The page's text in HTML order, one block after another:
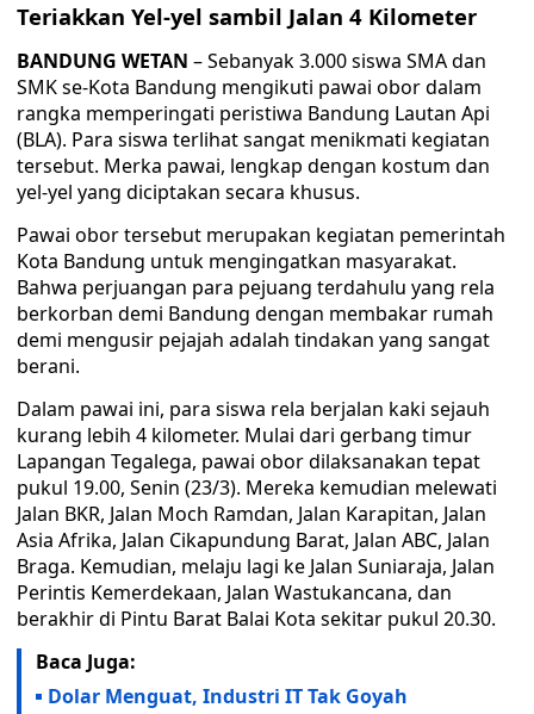
Teriakkan Yel-yel sambil Jalan 4 Kilometer
BANDUNG WETAN – Sebanyak 3.000 siswa SMA dan
SMK se-Kota Bandung mengikuti pawai obor dalam
rangka memperingati peristiwa Bandung Lautan Api
(BLA). Para siswa terlihat sangat menikmati kegiatan
tersebut. Merka pawai, lengkap dengan kostum dan
yel-yel yang diciptakan secara khusus.
Pawai obor tersebut merupakan kegiatan pemerintah
Kota Bandung untuk mengingatkan masyarakat.
Bahwa perjuangan para pejuang terdahulu yang rela
berkorban demi Bandung dengan membakar rumah
demi mengusir pejajah adalah tindakan yang sangat
berani.
Dalam pawai ini, para siswa rela berjalan kaki sejauh
kurang lebih 4 kilometer. Mulai dari gerbang timur
Lapangan Tegalega, pawai obor dilaksanakan tepat
pukul 19.00, Senin (23/3). Mereka kemudian melewati
Jalan BKR, Jalan Moch Ramdan, Jalan Karapitan, Jalan
Asia Afrika, Jalan Cikapundung Barat, Jalan ABC, Jalan
Braga. Kemudian, melaju lagi ke Jalan Suniaraja, Jalan
Perintis Kemerdekaan, Jalan Wastukancana, dan
berakhir di Pintu Barat Balai Kota sekitar pukul 20.30.
Baca Juga:
Dolar Menguat, Industri IT Tak Goyah